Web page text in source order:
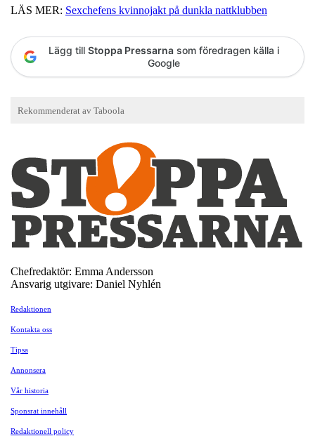
LÄS MER: Sexchefens kvinnojakt på dunkla nattklubben
Lägg till Stoppa Pressarna som föredragen källa i
Google
Chefredaktör: Emma Andersson
Ansvarig utgivare: Daniel Nyhlén
Redaktionen
Kontakta oss
Tipsa
Annonsera
Vår historia
Sponsrat innehåll
Redaktionell policy